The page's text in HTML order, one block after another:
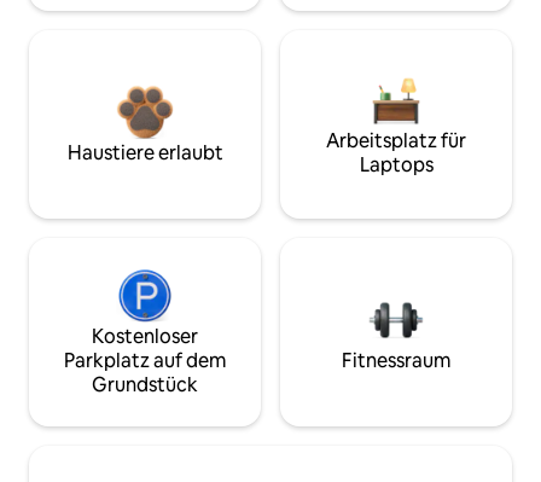
Haustiere erlaubt
Arbeitsplatz für
Laptops
Kostenloser
Parkplatz auf dem
Grundstück
Fitnessraum